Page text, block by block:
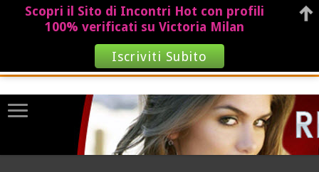
Scopri il Sito di Incontri Hot con profili
100% verificati su Victoria Milan
Iscriviti Subito